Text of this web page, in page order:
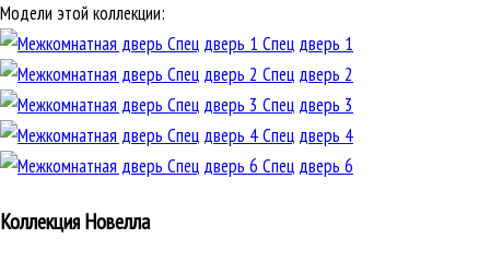
Модели этой коллекции:
Спец дверь 1
Спец дверь 2
Спец дверь 3
Спец дверь 4
Спец дверь 6
Коллекция Новелла